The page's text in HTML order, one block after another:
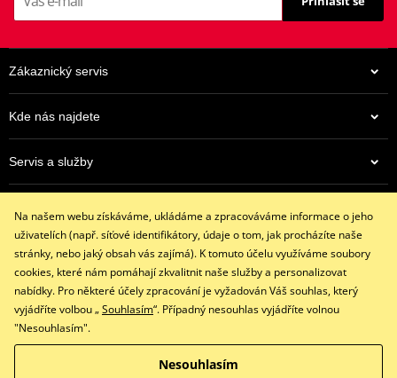
962 Kč
Na centrálním skladu v ČR
Zákaznický servis
Kde nás najdete
Servis a služby
+420 602 341 855
restaracing@email.cz
9:00 - 16:00 hod.
Facebook
Copyright © 2026 www.restaracing.cz
Na našem webu získáváme, ukládáme a zpracováváme informace o jeho
uživatelích (např. síťové identifikátory, údaje o tom, jak procházíte naše
stránky, nebo jaký obsah vás zajímá). K tomuto účelu využíváme soubory
cookies, které nám pomáhají zkvalitnit naše služby a personalizovat
nabídky. Pro některé účely zpracování je vyžadován Váš souhlas, který
vyjádříte volbou „Souhlasím“. Případný nesouhlas vyjádříte volnou
"Nesouhlasím".
Nesouhlasím